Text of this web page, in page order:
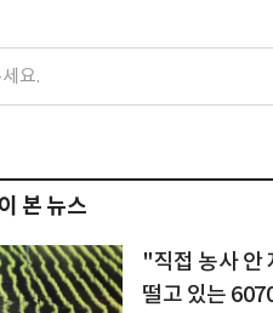
본 뉴스
"직접 농사 안
떨고 있는